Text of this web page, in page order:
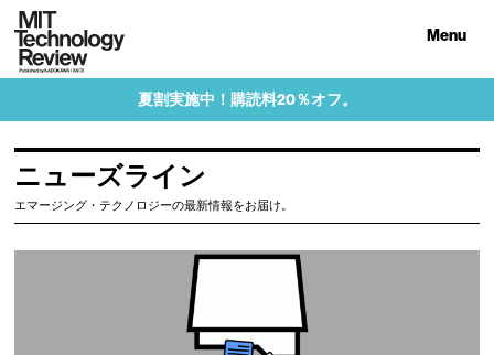
Menu
夏割実施中！購読料20％オフ。
ニューズライン
エマージング・テクノロジーの最新情報をお届け。